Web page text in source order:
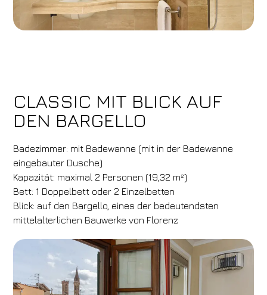
CLASSIC MIT BLICK AUF
DEN BARGELLO
Badezimmer: mit Badewanne (mit in der Badewanne
eingebauter Dusche)
Kapazität: maximal 2 Personen (19,32 m²)
Bett: 1 Doppelbett oder 2 Einzelbetten
Blick: auf den Bargello, eines der bedeutendsten
mittelalterlichen Bauwerke von Florenz